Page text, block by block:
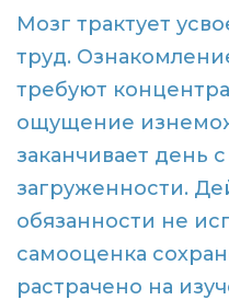
Мозг трактует
труд.
требуют
ощущение
заканчивает день
загруженности.
обязанности не
самооценка
растрачено на